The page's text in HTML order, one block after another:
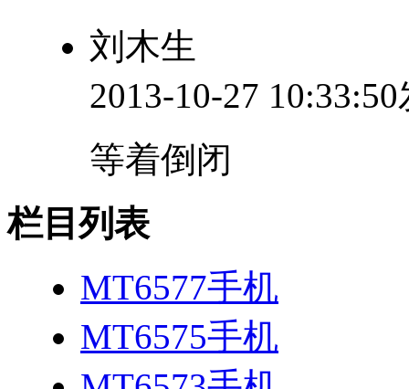
刘木生
2013-10-27
等着倒闭
栏目列表
MT6577手机
MT6575手机